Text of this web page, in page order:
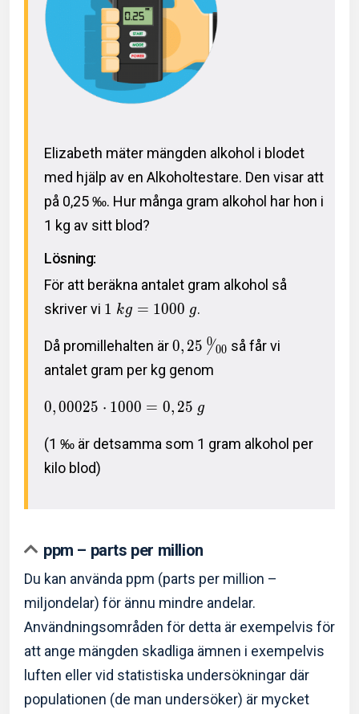
Elizabeth mäter mängden alkohol i blodet
med hjälp av en Alkoholtestare. Den visar att
på 0,25 ‰. Hur många gram alkohol har hon i
1 kg av sitt blod?
Lösning:
För att beräkna antalet gram alkohol så
skriver vi 1 kg = 1000 g.
Då promillehalten är0, 25 /
0
00 så får vi
antalet gram per kg genom
0,00025 ⋅ 1000 = 0, 25 g
(1 ‰ är detsamma som 1 gram alkohol per
kilo blod)
ppm – parts per million
Du kan använda ppm (parts per million –
miljondelar) för ännu mindre andelar.
Användningsområden för detta är exempelvis för
att ange mängden skadliga ämnen i exempelvis
luften eller vid statistiska undersökningar där
populationen (de man undersöker) är mycket